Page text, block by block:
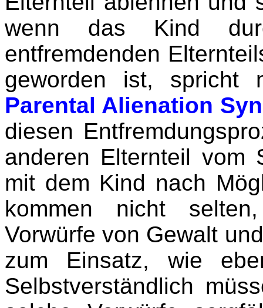
wenn das Kind
entfremdenden
geworden ist, spricht
Parental Alienation
diesen
anderen Elternteil vom
mit dem Kind nach
kommen nicht
Vorwürfe von Gewalt
zum Einsatz, wie
Selbstverständlich